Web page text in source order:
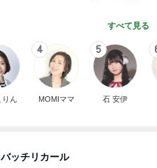
すべて見る
りん
4
MOMIママ
5
石 安伊
ッチリカール